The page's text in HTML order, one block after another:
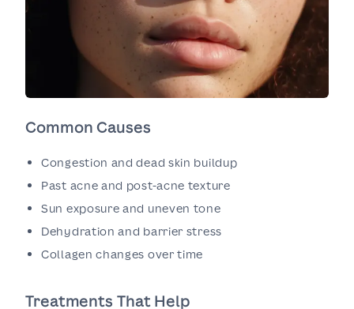
Common Causes
Congestion and dead skin buildup
Past acne and post-acne texture
Sun exposure and uneven tone
Dehydration and barrier stress
Collagen changes over time
Treatments That Help